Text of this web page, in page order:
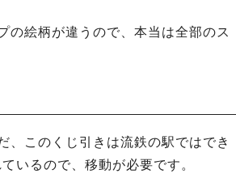
の絵柄が違うので、本当は全部のス
、このくじ引きは流鉄の駅ではでき
いるので、移動が必要です。